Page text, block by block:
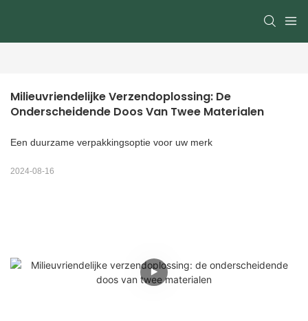
Milieuvriendelijke Verzendoplossing: De
Onderscheidende Doos Van Twee Materialen
Een duurzame verpakkingsoptie voor uw merk
2024-08-16